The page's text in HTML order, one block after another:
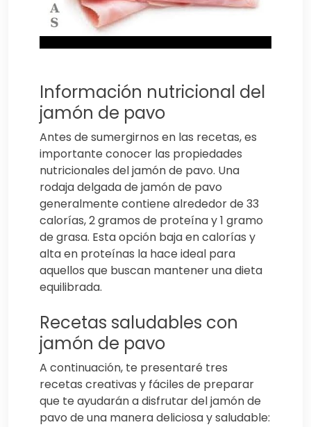
Información nutricional del
jamón de pavo
Antes de sumergirnos en las recetas, es
importante conocer las propiedades
nutricionales del jamón de pavo. Una
rodaja delgada de jamón de pavo
generalmente contiene alrededor de 33
calorías, 2 gramos de proteína y 1 gramo
de grasa. Esta opción baja en calorías y
alta en proteínas la hace ideal para
aquellos que buscan mantener una dieta
equilibrada.
Recetas saludables con
jamón de pavo
A continuación, te presentaré tres
recetas creativas y fáciles de preparar
que te ayudarán a disfrutar del jamón de
pavo de una manera deliciosa y saludable: